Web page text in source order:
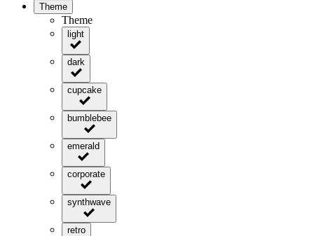
Theme
Theme
light
dark
cupcake
bumblebee
emerald
corporate
synthwave
retro